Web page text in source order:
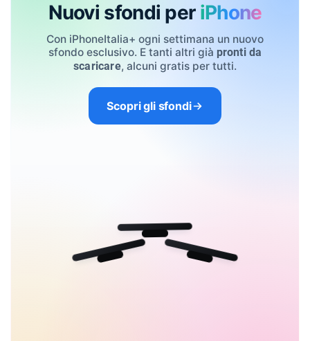
Nuovi sfondi per iPhone
Con iPhoneItalia+ ogni settimana un nuovo
sfondo esclusivo. E tanti altri già pronti da
scaricare, alcuni gratis per tutti.
Scopri gli sfondi